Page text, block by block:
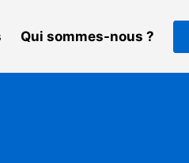
Qui sommes-nous ?